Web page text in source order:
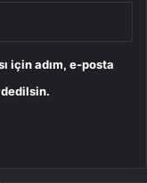
için adım, e-posta